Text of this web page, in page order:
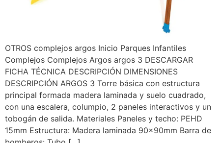
OTROS complejos argos Inicio Parques Infantiles
Complejos Complejos Argos argos 3 DESCARGAR
FICHA TÉCNICA DESCRIPCIÓN DIMENSIONES
DESCRIPCIÓN ARGOS 3 Torre básica con estructura
principal formada madera laminada y suelo cuadrado,
con una escalera, columpio, 2 paneles interactivos y un
tobogán de salida. Materiales Paneles y techo: PEHD
15mm Estructura: Madera laminada 90x90mm Barra de